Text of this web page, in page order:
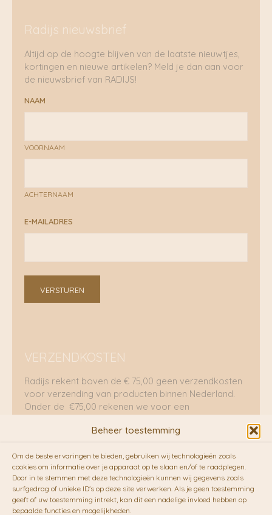
Beheer toestemming
Om de beste ervaringen te bieden, gebruiken wij technologieën zoals
cookies om informatie over je apparaat op te slaan en/of te raadplegen.
Door in te stemmen met deze technologieën kunnen wij gegevens zoals
surfgedrag of unieke ID's op deze site verwerken. Als je geen toestemming
geeft of uw toestemming intrekt, kan dit een nadelige invloed hebben op
bepaalde functies en mogelijkheden.
Radijs nieuwsbrief
Altijd op de hoogte blijven van de laatste nieuwtjes,
kortingen en nieuwe artikelen? Meld je dan aan voor
de nieuwsbrief van RADIJS!
NAAM
VOORNAAM
ACHTERNAAM
E-MAILADRES
VERSTUREN
VERZENDKOSTEN
Radijs rekent boven de € 75,00 geen verzendkosten
voor verzending van producten binnen Nederland.
Onder de €75,00 rekenen we voor een
RADIJS werkt samen met de duurzame bezorgdienst
vanFietskoeriers.nl. Pakketten (mits voorradig) voor
10.00 uur besteld op een doordeweekse dag,
bezorgen zij soms nog op dezelfde dag in de